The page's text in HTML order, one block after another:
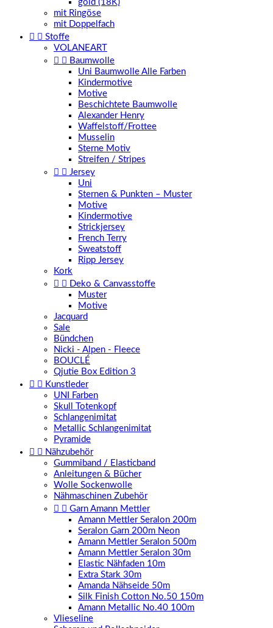
gold (18K)
mit Ringöse
mit Doppelfach
  Stoffe
VOLANEART
  Baumwolle
Uni Baumwolle Alle Farben
Kindermotive
Motive
Beschichtete Baumwolle
Alexander Henry
Waffelstoff/Frottee
Musselin
Sterne Motiv
Streifen / Stripes
  Jersey
Uni
Sternen & Punkten – Muster
Motive
Kindermotive
Strickjersey
French Terry
Sweatstoff
Ripp Jersey
Kork
  Deko & Canvasstoffe
Muster
Motive
Jacquard
Sale
Bündchen
Nicki - Alpen - Fleece
BOUCLÉ
Qjutie Box Edition 3
  Kunstleder
UNI Farben
Skull Totenkopf
Schlangenimitat
Metallic Schlangenimitat
Pyramide
  Nähzubehör
Gummiband / Elasticband
Anleitungen & Bücher
Wolle Sockenwolle
Nähmaschinen Zubehör
  Garn Amann Mettler
Amann Mettler Seralon 200m
Seralon Garn 200m Neon
Amann Mettler Seralon 500m
Amann Mettler Seralon 30m
Elastic Nähfaden 10m
Extra Stark 30m
Amanda Nähseide 50m
Silk Finish Cotton No.50 150m
Amann Metallic No.40 100m
Vlieseline